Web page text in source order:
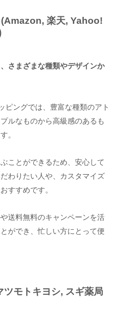
楽天, Yahoo!
さまざまな種類やデザインか
ピングでは、豊富な種類のアト
ルなものから高級感のあるも
。
ことができるため、安心して
わりたい人や、カスタマイズ
すすめです。
送料無料のキャンペーンを活
ができ、忙しい方にとって便
ツモトキヨシ, スギ薬局